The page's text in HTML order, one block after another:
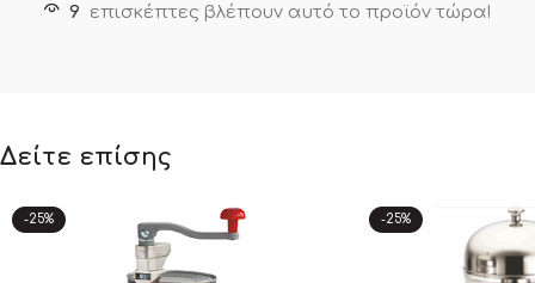
9 επισκέπτες βλέπουν αυτό το προϊόν τώρα!
Δείτε επίσης
-25% -25%